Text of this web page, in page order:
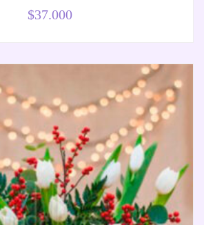
$37.000